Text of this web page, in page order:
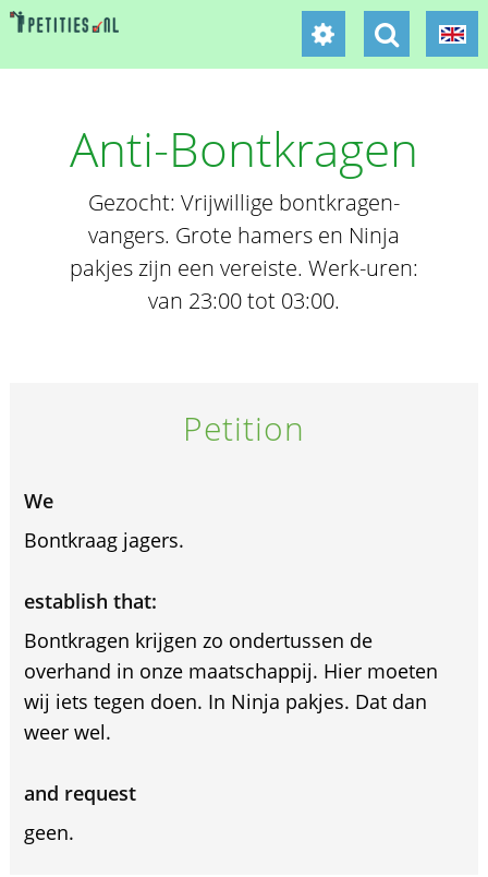
Anti-Bontkragen
Gezocht: Vrijwillige bontkragen-
vangers. Grote hamers en Ninja
pakjes zijn een vereiste. Werk-uren:
van 23:00 tot 03:00.
Petition
We
Bontkraag jagers.
establish that:
Bontkragen krijgen zo ondertussen de
overhand in onze maatschappij. Hier moeten
wij iets tegen doen. In Ninja pakjes. Dat dan
weer wel.
and request
geen.